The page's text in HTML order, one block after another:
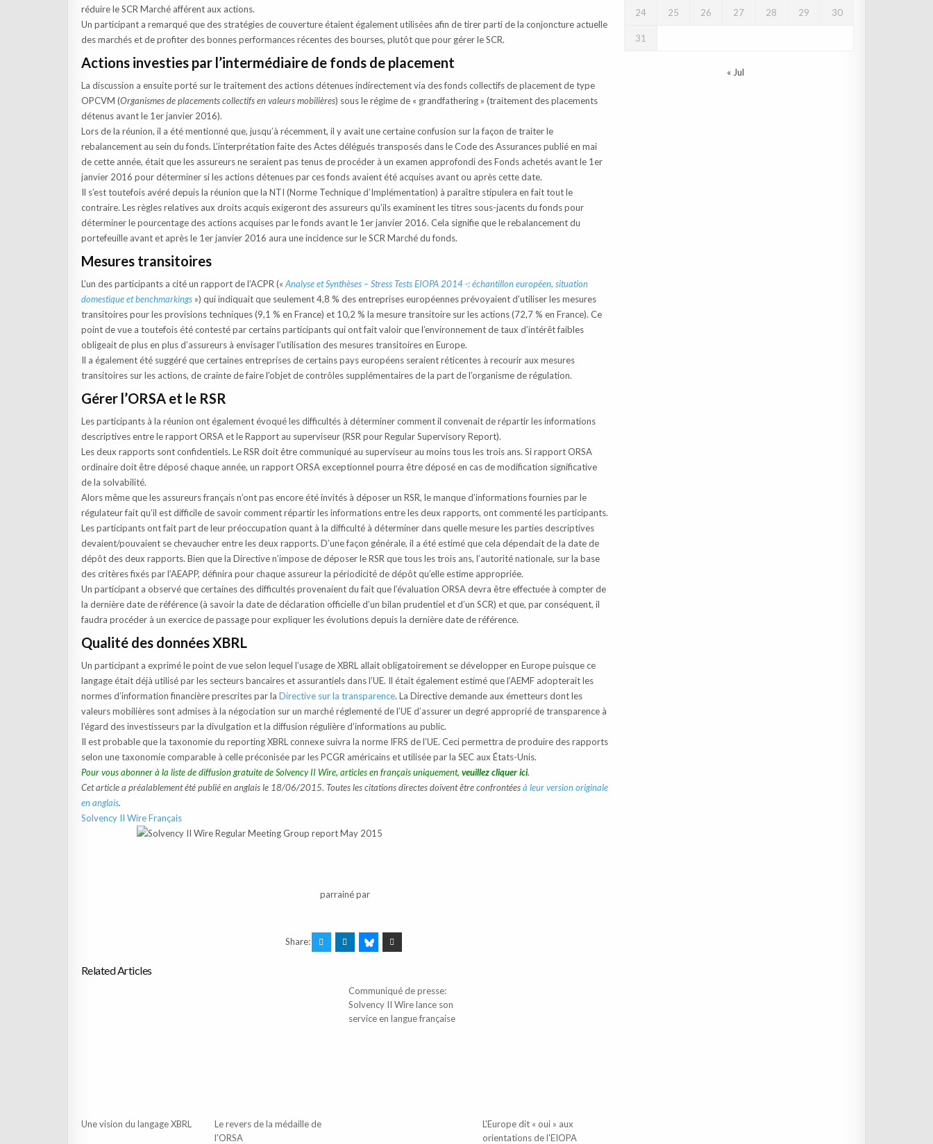
réduire le SCR Marché afférent aux actions.
Un participant a remarqué que des stratégies de couverture étaient également utilisées afin de tirer parti de la conjoncture actuelle
des marchés et de profiter des bonnes performances récentes des bourses, plutôt que pour gérer le SCR.
Actions investies par l’intermédiaire de fonds de placement
La discussion a ensuite porté sur le traitement des actions détenues indirectement via des fonds collectifs de placement de type
OPCVM (Organismes de placements collectifs en valeurs mobilières) sous le régime de « grandfathering » (traitement des placements
détenus avant le 1er janvier 2016).
Lors de la réunion, il a été mentionné que, jusqu’à récemment, il y avait une certaine confusion sur la façon de traiter le
rebalancement au sein du fonds. L’interprétation faite des Actes délégués transposés dans le Code des Assurances publié en mai
de cette année, était que les assureurs ne seraient pas tenus de procéder à un examen approfondi des Fonds achetés avant le 1er
janvier 2016 pour déterminer si les actions détenues par ces fonds avaient été acquises avant ou après cette date.
Il s’est toutefois avéré depuis la réunion que la NTI (Norme Technique d’Implémentation) à paraître stipulera en fait tout le
contraire. Les règles relatives aux droits acquis exigeront des assureurs qu’ils examinent les titres sous-jacents du fonds pour
déterminer le pourcentage des actions acquises par le fonds avant le 1er janvier 2016. Cela signifie que le rebalancement du
portefeuille avant et après le 1er janvier 2016 aura une incidence sur le SCR Marché du fonds.
Mesures transitoires
L’un des participants a cité un rapport de l’ACPR (« Analyse et Synthèses – Stress Tests EIOPA 2014 -: échantillon européen, situation
domestique et benchmarkings») qui indiquait que seulement 4,8 % des entreprises européennes prévoyaient d’utiliser les mesures
transitoires pour les provisions techniques (9,1 % en France) et 10,2 % la mesure transitoire sur les actions (72,7 % en France). Ce
point de vue a toutefois été contesté par certains participants qui ont fait valoir que l’environnement de taux d’intérêt faibles
obligeait de plus en plus d’assureurs à envisager l’utilisation des mesures transitoires en Europe.
Il a également été suggéré que certaines entreprises de certains pays européens seraient réticentes à recourir aux mesures
transitoires sur les actions, de crainte de faire l’objet de contrôles supplémentaires de la part de l’organisme de régulation.
Gérer l’ORSA et le RSR
Les participants à la réunion ont également évoqué les difficultés à déterminer comment il convenait de répartir les informations
descriptives entre le rapport ORSA et le Rapport au superviseur (RSR pour Regular Supervisory Report).
Les deux rapports sont confidentiels. Le RSR doit être communiqué au superviseur au moins tous les trois ans. Si rapport ORSA
ordinaire doit être déposé chaque année, un rapport ORSA exceptionnel pourra être déposé en cas de modification significative
de la solvabilité.
Alors même que les assureurs français n’ont pas encore été invités à déposer un RSR, le manque d’informations fournies par le
régulateur fait qu’il est difficile de savoir comment répartir les informations entre les deux rapports, ont commenté les participants.
Les participants ont fait part de leur préoccupation quant à la difficulté à déterminer dans quelle mesure les parties descriptives
devaient/pouvaient se chevaucher entre les deux rapports. D’une façon générale, il a été estimé que cela dépendait de la date de
dépôt des deux rapports. Bien que la Directive n’impose de déposer le RSR que tous les trois ans, l’autorité nationale, sur la base
des critères fixés par l’AEAPP, définira pour chaque assureur la périodicité de dépôt qu’elle estime appropriée.
Un participant a observé que certaines des difficultés provenaient du fait que l’évaluation ORSA devra être effectuée à compter de
la dernière date de référence (à savoir la date de déclaration officielle d’un bilan prudentiel et d’un SCR) et que, par conséquent, il
faudra procéder à un exercice de passage pour expliquer les évolutions depuis la dernière date de référence.
Qualité des données XBRL
Un participant a exprimé le point de vue selon lequel l’usage de XBRL allait obligatoirement se développer en Europe puisque ce
langage était déjà utilisé par les secteurs bancaires et assurantiels dans l’UE. Il était également estimé que l’AEMF adopterait les
normes d’information financière prescrites par la Directive sur la transparence. La Directive demande aux émetteurs dont les
valeurs mobilières sont admises à la négociation sur un marché réglementé de l’UE d’assurer un degré approprié de transparence à
l’égard des investisseurs par la divulgation et la diffusion régulière d’informations au public.
Il est probable que la taxonomie du reporting XBRL connexe suivra la norme IFRS de l’UE. Ceci permettra de produire des rapports
selon une taxonomie comparable à celle préconisée par les PCGR américains et utilisée par la SEC aux États-Unis.
Pour vous abonner à la liste de diffusion gratuite de Solvency II Wire, articles en français uniquement, veuillez cliquer ici.
Cet article a préalablement été publié en anglais le 18/06/2015. Toutes les citations directes doivent être confrontéesà leur version originale
en anglais.
Solvency II Wire Français
parrainé par
Share:
Related Articles
Une vision du langage XBRL
Le revers de la médaille de
l'ORSA
Communiqué de presse:
Solvency II Wire lance son
service en langue française
L'Europe dit « oui » aux
orientations de l'EIOPA
24 25 26 27 28 29 30
31
« Jul